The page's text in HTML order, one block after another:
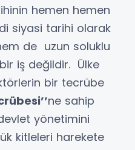
hemen hemen
siyasi tarihi olarak
de uzun soluklu
iş değildir. Ülke
bir tecrübe
ne sahip
yönetimini
kitleleri harekete